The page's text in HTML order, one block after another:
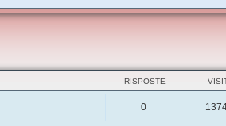
RISPOSTE
0